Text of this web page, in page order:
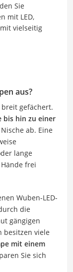
Sie
mit LED,
vielseitig
aus?
gefächert.
bis hin zu einer
ab. Eine
lange
frei
Wuben-LED-
die
gängigen
besitzen viele
mit einem
Sie sich